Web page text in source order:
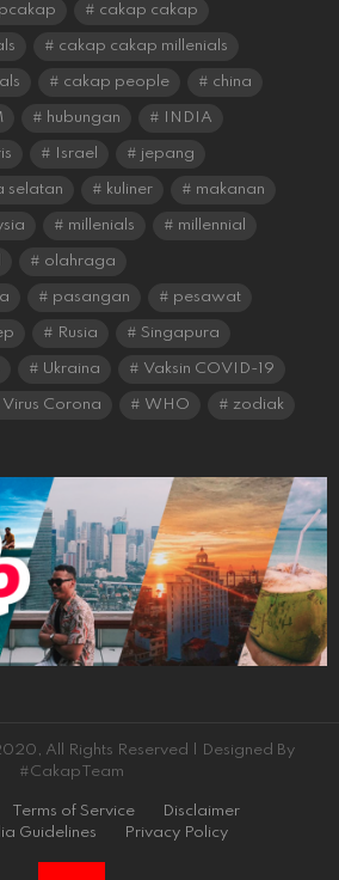
cakap cakap
cakap cakap millenials
cakap people china
hubungan INDIA
Israel jepang
selatan kuliner makanan
millenials millennial
olahraga
pasangan pesawat
Rusia Singapura
Ukraina Vaksin COVID-19
Virus Corona WHO zodiak
All Rights Reserved | Designed By
#CakapTeam
Terms of Service
Disclaimer
Guidelines
Privacy Policy